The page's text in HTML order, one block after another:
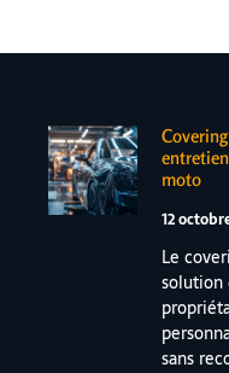
moto
12
Le
solution
sans